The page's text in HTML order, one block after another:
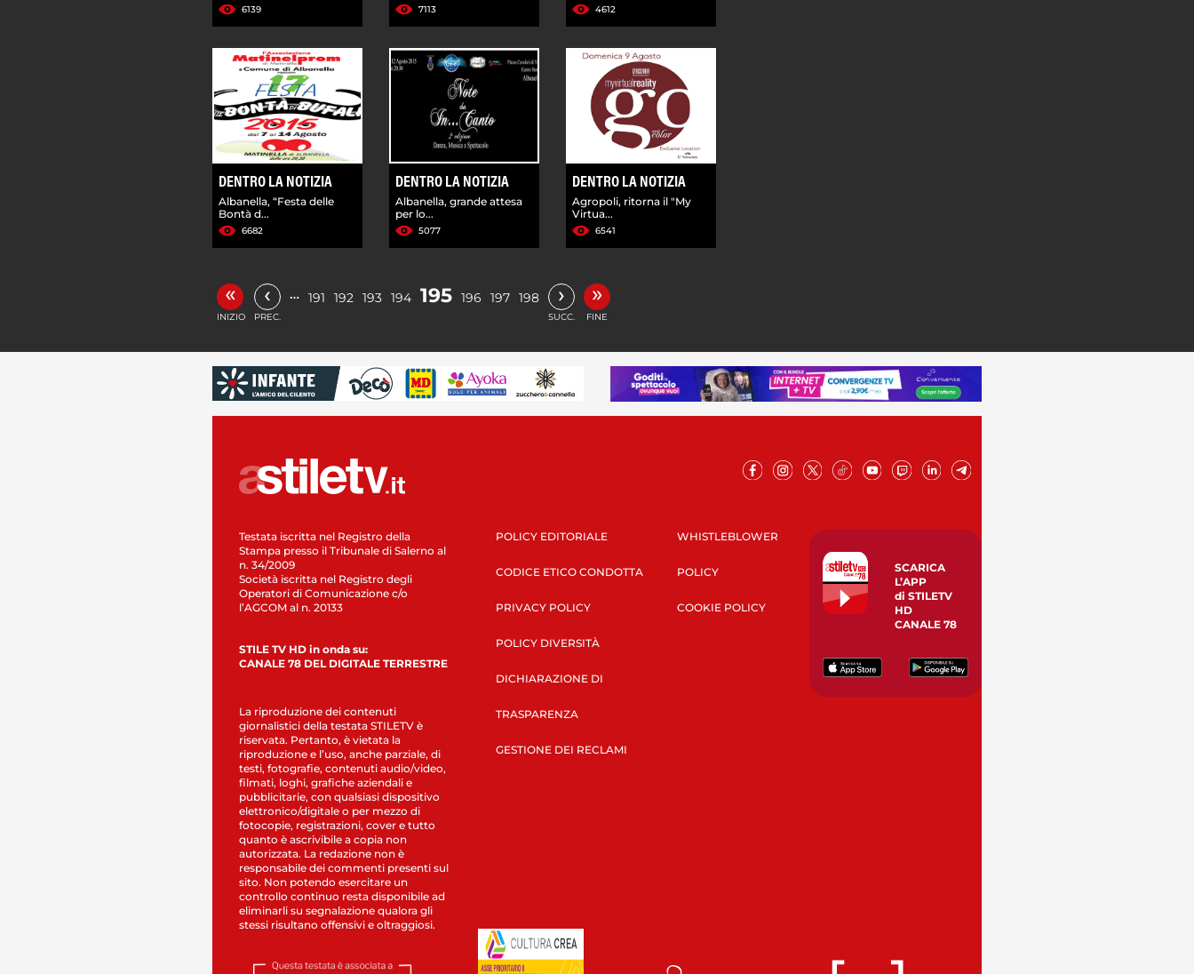
6139 7113 4612
DENTRO LA NOTIZIA
Albanella, “Festa delle
Bontà d...
6682
DENTRO LA NOTIZIA
Albanella, grande attesa
per lo...
5077
DENTRO LA NOTIZIA
Agropoli, ritorna il "My
Virtua...
6541
«
INIZIO
‹
PREC.
… 191 192 193 194 195 196 197 198 ›
SUCC.
»
FINE
Testata iscritta nel Registro della
Stampa presso il Tribunale di Salerno al
n. 34/2009
Società iscritta nel Registro degli
Operatori di Comunicazione c/o
l’AGCOM al n. 20133
STILE TV HD in onda su:
CANALE 78 DEL DIGITALE TERRESTRE
La riproduzione dei contenuti
giornalistici della testata STILETV è
riservata. Pertanto, è vietata la
riproduzione e l’uso, anche parziale, di
testi, fotografie, contenuti audio/video,
filmati, loghi, grafiche aziendali e
pubblicitarie, con qualsiasi dispositivo
elettronico/digitale o per mezzo di
fotocopie, registrazioni, cover e tutto
quanto è ascrivibile a copia non
autorizzata. La redazione non è
responsabile dei commenti presenti sul
sito. Non potendo esercitare un
controllo continuo resta disponibile ad
eliminarli su segnalazione qualora gli
stessi risultano offensivi e oltraggiosi.
POLICY EDITORIALE
CODICE ETICO CONDOTTA
PRIVACY POLICY
POLICY DIVERSITÀ
DICHIARAZIONE DI
TRASPARENZA
GESTIONE DEI RECLAMI
WHISTLEBLOWER
POLICY
COOKIE POLICY
SCARICA
L’APP
di STILETV
HD
CANALE 78